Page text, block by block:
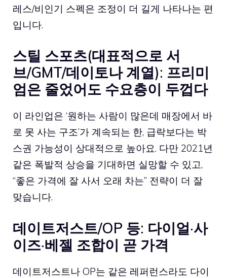
레스/비인기 스펙은 조정이 더 길게 나타나는 편
입니다.
스틸 스포츠(대표적으로 서
브/GMT/데이토나 계열): 프리미
엄은 줄었어도 수요층이 두껍다
이 라인업은 ‘원하는 사람이 많은데 매장에서 바
로 못 사는 구조’가 계속되는 한, 급락보다는 박
스권 가능성이 상대적으로 높아요. 다만 2021년
같은 폭발적 상승을 기대하면 실망할 수 있고,
“좋은 가격에 잘 사서 오래 차는” 전략이 더 잘
맞습니다.
데이트저스트/OP 등: 다이얼·사
이즈·베젤 조합이 곧 가격
데이트저스트나 OP는 같은 레퍼런스라도 다이